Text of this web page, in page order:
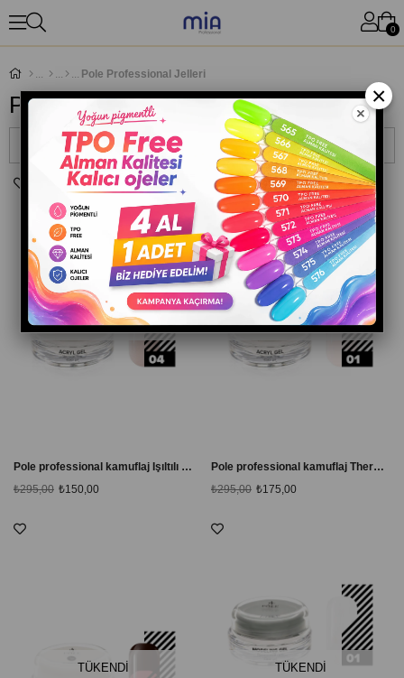
0
Pole Professional Jelleri
Pole Professional Jelleri
Filtreleme
Sıralama
TÜKENDI
Pole professional kamuflaj Işıltılı Ekru-Beyaz Polijel Milky way 04
₺150,00
₺295,00
TÜKENDI
Pole professional kamuflaj Thermo Akril Jel # 01
₺175,00
₺295,00
TÜKENDI TÜKENDI
×